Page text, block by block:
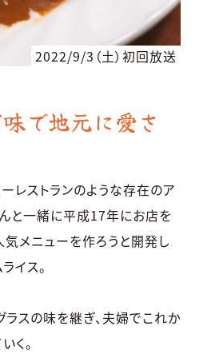
2022/9/3（土）初回放送
で地元に愛さ
レストランのような存在のア
と一緒に平成17年にお店を
気メニューを作ろうと開発し
イス。
スの味を継ぎ、夫婦でこれか
く。